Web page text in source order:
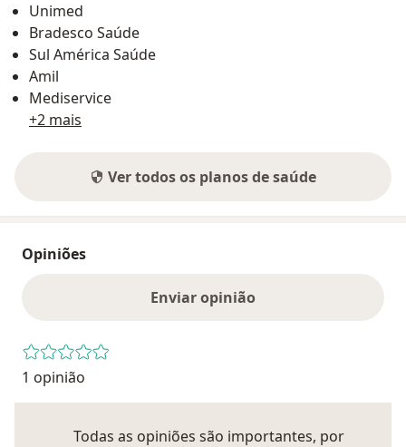
Unimed
Bradesco Saúde
Sul América Saúde
Amil
Mediservice
+2 mais
Ver todos os planos de saúde
Opiniões
Enviar opinião
1 opinião
Todas as opiniões são importantes, por